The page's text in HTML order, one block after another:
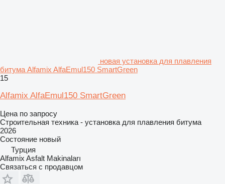
новая установка для плавления
битума Alfamix AlfaEmul150 SmartGreen
15
Alfamix AlfaEmul150 SmartGreen
Цена по запросу
Строительная техника - установка для плавления битума
2026
Состояние новый
Турция
Alfamix Asfalt Makinaları
Связаться с продавцом